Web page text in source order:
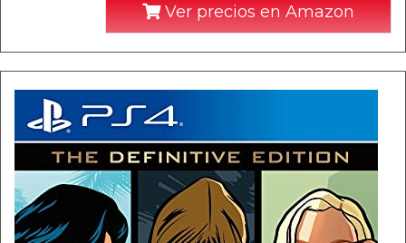
Ver precios en Amazon